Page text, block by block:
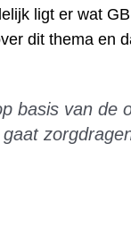
ligt er wat
dit thema en
basis van